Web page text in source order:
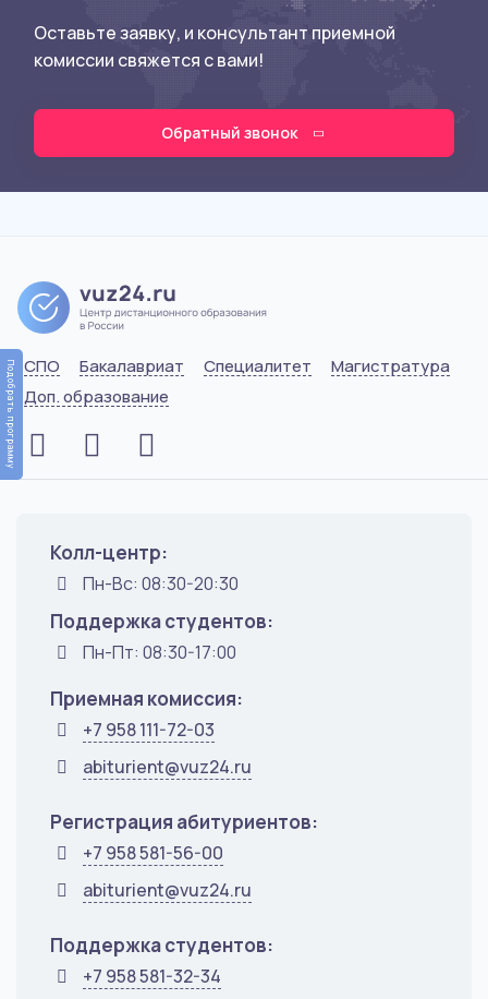
Оставьте заявку, и консультант приемной
комиссии свяжется с вами!
Обратный звонок
СПО Бакалавриат Специалитет
Магистратура
Доп. образование
Колл-центр:
Пн-Вс: 08:30-20:30
Поддержка студентов:
Пн-Пт: 08:30-17:00
Приемная комиссия:
+7 958 111-72-03
abiturient@vuz24.ru
Регистрация абитуриентов:
+7 958 581-56-00
abiturient@vuz24.ru
Поддержка студентов:
+7 958 581-32-34
Подобрать программу